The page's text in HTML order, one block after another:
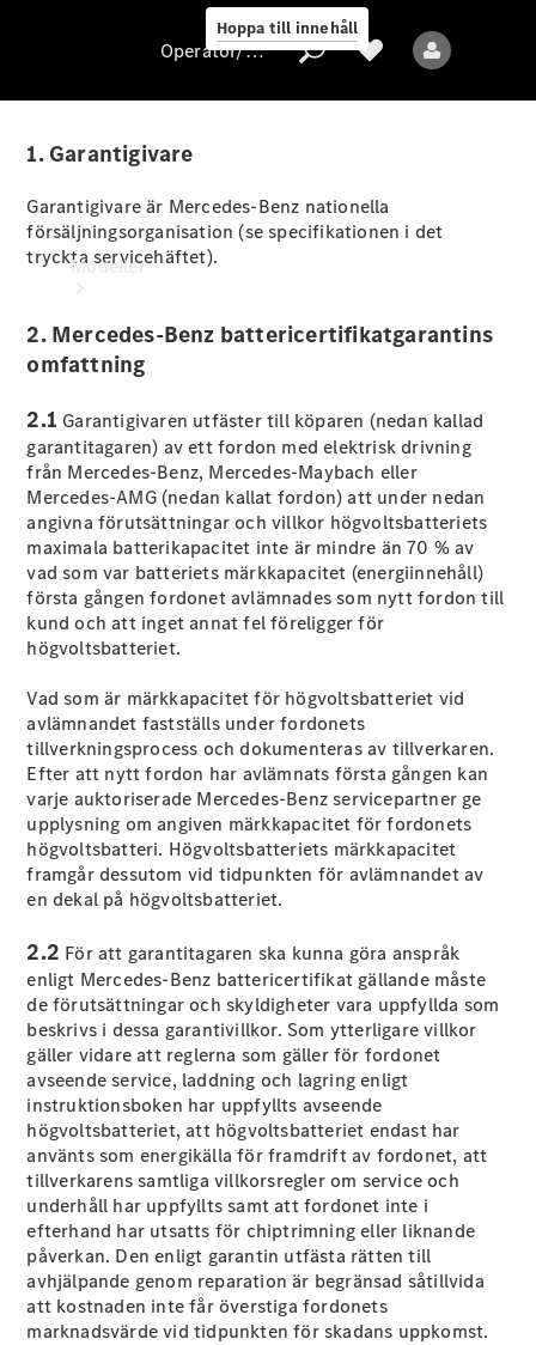
Hoppa till innehåll
av
personuppgifter
Modeller
Alla modeller
Nya modeller
Elektriska modeller
Laddhybrid modeller
Sedan
Alla Sedan
CLA
Elektrisk
C-Klass
Sedan
C-
Sedan
EQE
Sedan
Elektrisk
EQS
Sedan
Elektrisk
E-Klass
Sedan
S-Klass
Lång
Mercedes-
Maybach S-
Klass
Konfigurator
Mercedes-
Operatör/skydd av personuppgifter
1. Garantigivare
Garantigivare är Mercedes-Benz nationella
försäljningsorganisation (se specifikationen i det
tryckta servicehäftet).
2. Mercedes-Benz battericertifikatgarantins
omfattning
2.1 Garantigivaren utfäster till köparen (nedan kallad
garantitagaren) av ett fordon med elektrisk drivning
från Mercedes-Benz, Mercedes-Maybach eller
Mercedes-AMG (nedan kallat fordon) att under nedan
angivna förutsättningar och villkor högvoltsbatteriets
maximala batterikapacitet inte är mindre än 70 % av
vad som var batteriets märkkapacitet (energiinnehåll)
första gången fordonet avlämnades som nytt fordon till
kund och att inget annat fel föreligger för
högvoltsbatteriet.
Vad som är märkkapacitet för högvoltsbatteriet vid
avlämnandet fastställs under fordonets
tillverkningsprocess och dokumenteras av tillverkaren.
Efter att nytt fordon har avlämnats första gången kan
varje auktoriserade Mercedes-Benz servicepartner ge
upplysning om angiven märkkapacitet för fordonets
högvoltsbatteri. Högvoltsbatteriets märkkapacitet
framgår dessutom vid tidpunkten för avlämnandet av
en dekal på högvoltsbatteriet.
2.2 För att garantitagaren ska kunna göra anspråk
enligt Mercedes-Benz battericertifikat gällande måste
de förutsättningar och skyldigheter vara uppfyllda som
beskrivs i dessa garantivillkor. Som ytterligare villkor
gäller vidare att reglerna som gäller för fordonet
avseende service, laddning och lagring enligt
instruktionsboken har uppfyllts avseende
högvoltsbatteriet, att högvoltsbatteriet endast har
använts som energikälla för framdrift av fordonet, att
tillverkarens samtliga villkorsregler om service och
underhåll har uppfyllts samt att fordonet inte i
efterhand har utsatts för chiptrimning eller liknande
påverkan. Den enligt garantin utfästa rätten till
avhjälpande genom reparation är begränsad såtillvida
att kostnaden inte får överstiga fordonets
marknadsvärde vid tidpunkten för skadans uppkomst.